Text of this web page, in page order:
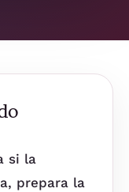
si la
prepara la